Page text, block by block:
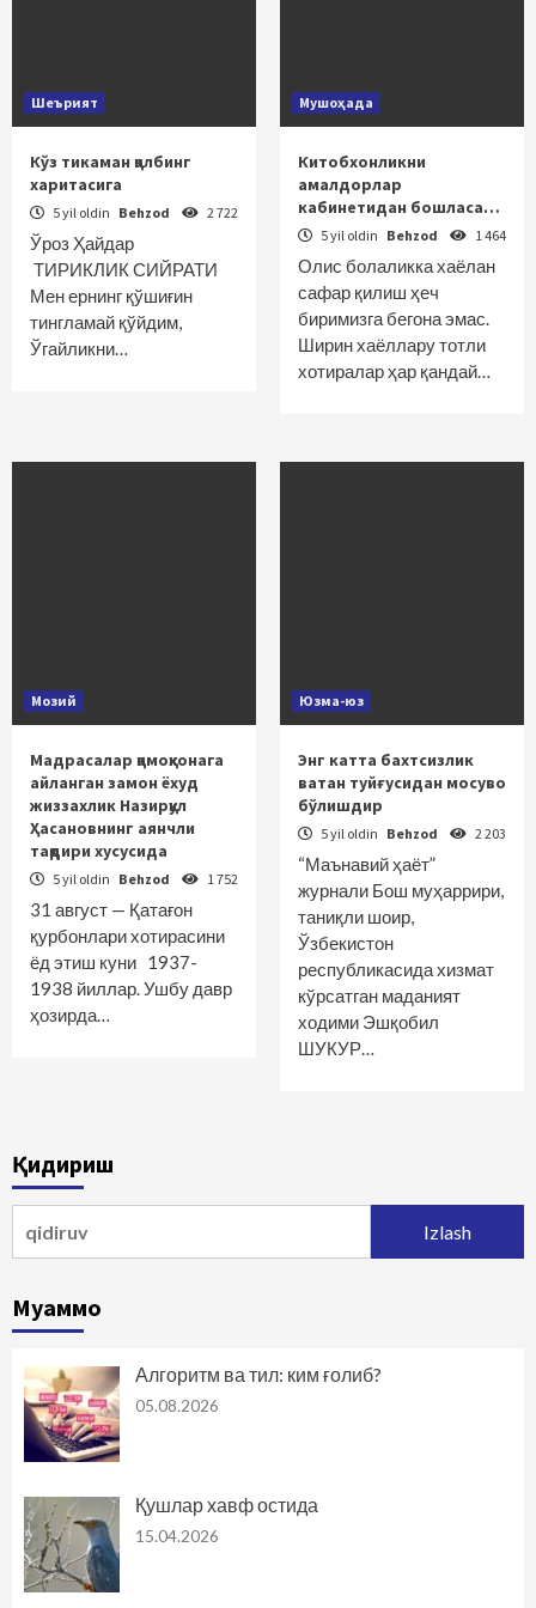
Шеърият
Кўз тикаман қалбинг
харитасига
5 yil oldin Behzod 2 722
Ўроз Ҳайдар
ТИРИКЛИК СИЙРАТИ
Мен ернинг қўшиғин
тингламай қўйдим,
Ўгайликни…
Мушоҳада
Китобхонликни
амалдорлар
кабинетидан бошласа…
5 yil oldin Behzod 1 464
Олис болаликка хаёлан
сафар қилиш ҳеч
биримизга бегона эмас.
Ширин хаёллару тотли
хотиралар ҳар қандай…
Мозий
Мадрасалар қамоқхонага
айланган замон ёхуд
жиззахлик Назирқул
Ҳасановнинг аянчли
тақдири хусусида
5 yil oldin Behzod 1 752
31 август — Қатағон
қурбонлари хотирасини
ёд этиш куни 1937-
1938 йиллар. Ушбу давр
ҳозирда…
Юзма-юз
Энг катта бахтсизлик
ватан туйғусидан мосуво
бўлишдир
5 yil oldin Behzod 2 203
“Маънавий ҳаёт”
журнали Бош муҳаррири,
таниқли шоир,
Ўзбекистон
республикасида хизмат
кўрсатган маданият
ходими Эшқобил
ШУКУР…
Қидириш
Муаммо
Алгоритм ва тил: ким ғолиб?
05.08.2026
Қушлар хавф остида
15.04.2026